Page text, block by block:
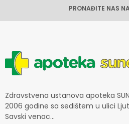
PRONAĐITE NAS
Zdravstvena ustanova apoteka
2006 godine sa sedištem u ulici
Savski venac...